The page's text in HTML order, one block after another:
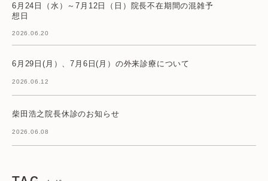
6月24日（水）～7月12日（日）院長不在期間の混雑予
想日
2026.06.20
6月29日(月）、7月6日(月）の外来診療について
2026.06.12
柴田浩之院長休診のお知らせ
2026.06.08